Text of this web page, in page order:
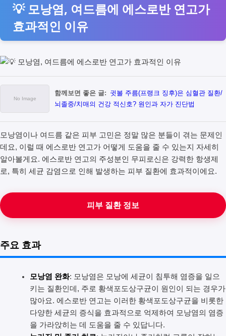
💡 모낭염, 여드름에 에스로반 연고가
효과적인 이유
함께보면 좋은 글: 귓볼 주름(프랭크 징후)은 심혈관 질환/
뇌졸중/치매의 건강 적신호? 원인과 자가 진단법
모낭염이나 여드름 같은 피부 고민은 정말 많은 분들이 겪는 문제인
데요, 이럴 때 에스로반 연고가 어떻게 도움을 줄 수 있는지 자세히
알아볼게요. 에스로반 연고의 주성분인 무피로신은 강력한 항생제
로, 특히 세균 감염으로 인해 발생하는 피부 질환에 효과적이에요.
피부 질환 정보
주요 효과
모낭염 완화: 모낭염은 모낭에 세균이 침투해 염증을 일으
키는 질환인데, 주로 황색포도상구균이 원인이 되는 경우가
많아요. 에스로반 연고는 이러한 황색포도상구균을 비롯한
다양한 세균의 증식을 효과적으로 억제하여 모낭염의 염증
을 가라앉히는 데 도움을 줄 수 있답니다.